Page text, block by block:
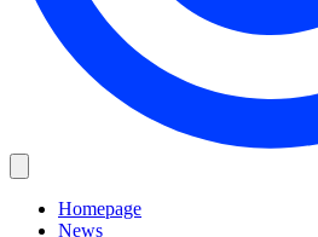
Homepage
News